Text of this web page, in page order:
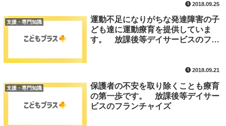
2018.09.25
支援・専門知識
運動不足になりがちな発達障害の子
ども達に運動療育を提供していま
す。 放課後等デイサービスのフラ
2018.09.21
支援・専門知識
保護者の不安を取り除くことも療育
の第一歩です。 放課後等デイサー
ビスのフランチャイズ